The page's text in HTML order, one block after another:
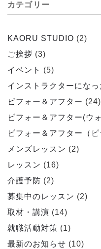
カテゴリー
KAORU STUDIO (2)
ご挨拶 (3)
イベント
(5)
インストラクターになっ
ビフォー＆アフター (24)
ビフォー＆アフター(ウ
ビフォー＆アフター（
メンズレッスン (2)
レッスン (16)
介護予防 (2)
募集中のレッスン (2)
取材・講演 (14)
就職活動対策 (1)
最新のお知らせ (10)